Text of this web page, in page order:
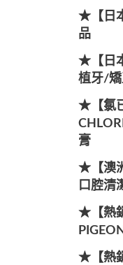
★【日
品
★【日
植牙/矯
★【氯
膏
★【澳
口腔清
★【熱
★【熱